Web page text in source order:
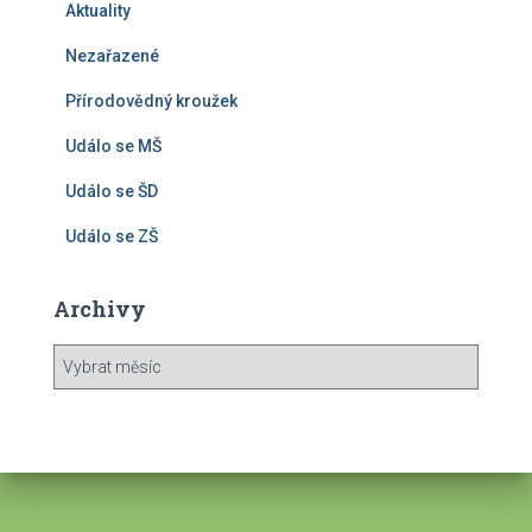
Aktuality
Nezařazené
Přírodovědný kroužek
Událo se MŠ
Událo se ŠD
Událo se ZŠ
Archivy